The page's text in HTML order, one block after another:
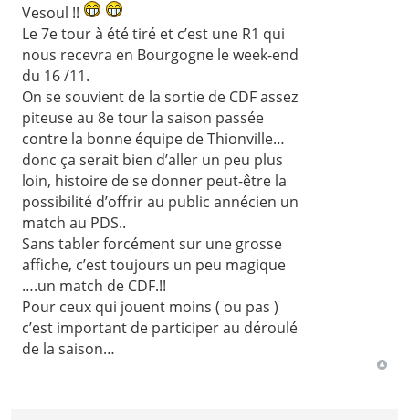
Vesoul !!
Le 7e tour à été tiré et c’est une R1 qui
nous recevra en Bourgogne le week-end
du 16 /11.
On se souvient de la sortie de CDF assez
piteuse au 8e tour la saison passée
contre la bonne équipe de Thionville…
donc ça serait bien d’aller un peu plus
loin, histoire de se donner peut-être la
possibilité d’offrir au public annécien un
match au PDS..
Sans tabler forcément sur une grosse
affiche, c’est toujours un peu magique
….un match de CDF.!!
Pour ceux qui jouent moins ( ou pas )
c’est important de participer au déroulé
de la saison…